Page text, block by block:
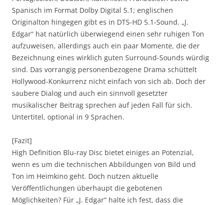
Spanisch im Format Dolby Digital 5.1; englischen
Originalton hingegen gibt es in DTS-HD 5.1-Sound. „J.
Edgar“ hat natürlich überwiegend einen sehr ruhigen Ton
aufzuweisen, allerdings auch ein paar Momente, die der
Bezeichnung eines wirklich guten Surround-Sounds würdig
sind. Das vorrangig personenbezogene Drama schüttelt
Hollywood-Konkurrenz nicht einfach von sich ab. Doch der
saubere Dialog und auch ein sinnvoll gesetzter
musikalischer Beitrag sprechen auf jeden Fall für sich.
Untertitel, optional in 9 Sprachen.
[Fazit]
High Definition Blu-ray Disc bietet einiges an Potenzial,
wenn es um die technischen Abbildungen von Bild und
Ton im Heimkino geht. Doch nutzen aktuelle
Veröffentlichungen überhaupt die gebotenen
Möglichkeiten? Für „J. Edgar“ halte ich fest, dass die